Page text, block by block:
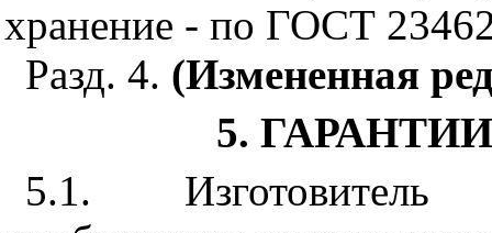
хранение - по ГОСТ
Разд. 4. (Измененная
5.
5.1. Изготовитель